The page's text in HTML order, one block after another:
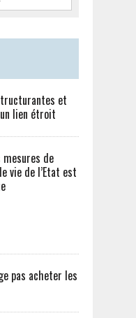
et
lien étroit
mesures de
vie de l’Etat est
pas acheter les